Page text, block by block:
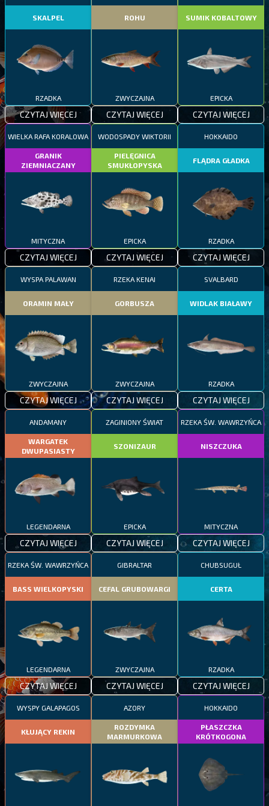
SKALPEL
RZADKA
CZYTAJ WIĘCEJ
ROHU
ZWYCZAJNA
CZYTAJ WIĘCEJ
SUMIK KOBALTOWY
EPICKA
CZYTAJ WIĘCEJ
WIELKA RAFA KORALOWA
GRANIK
ZIEMNIACZANY
MITYCZNA
CZYTAJ WIĘCEJ
WODOSPADY WIKTORII
PIELĘGNICA
SMUKŁOPYSKA
EPICKA
CZYTAJ WIĘCEJ
HOKKAIDO
FLĄDRA GŁADKA
RZADKA
CZYTAJ WIĘCEJ
WYSPA PALAWAN
ORAMIN MAŁY
ZWYCZAJNA
CZYTAJ WIĘCEJ
RZEKA KENAI
GORBUSZA
ZWYCZAJNA
CZYTAJ WIĘCEJ
SVALBARD
WIDLAK BIAŁAWY
RZADKA
CZYTAJ WIĘCEJ
ANDAMANY
WARGATEK
DWUPASIASTY
LEGENDARNA
CZYTAJ WIĘCEJ
ZAGINIONY ŚWIAT
SZONIZAUR
EPICKA
CZYTAJ WIĘCEJ
RZEKA ŚW. WAWRZYŃCA
NISZCZUKA
MITYCZNA
CZYTAJ WIĘCEJ
RZEKA ŚW. WAWRZYŃCA
BASS WIELKOPYSKI
LEGENDARNA
CZYTAJ WIĘCEJ
GIBRALTAR
CEFAL GRUBOWARGI
ZWYCZAJNA
CZYTAJ WIĘCEJ
CHUBSUGUŁ
CERTA
RZADKA
CZYTAJ WIĘCEJ
WYSPY GALAPAGOS
KŁUJĄCY REKIN
AZORY
ROZDYMKA
MARMURKOWA
HOKKAIDO
PŁASZCZKA
KRÓTKOGONA